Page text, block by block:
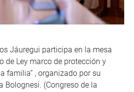
Jáuregui participa en la mesa
de Ley marco de protección y
familia” , organizado por su
Bolognesi. (Congreso de la